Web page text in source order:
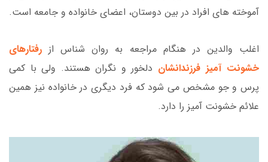
آموخته های افراد در بین دوستان، اعضای خانواده و جامعه است.
اغلب والدین در هنگام مراجعه به روان شناس از رفتارهای
خشونت آمیز فرزندانشان دلخور و نگران هستند. ولی با کمی
پرس و جو مشخص می شود که فرد دیگری در خانواده نیز همین
علائم خشونت آمیز را دارد.